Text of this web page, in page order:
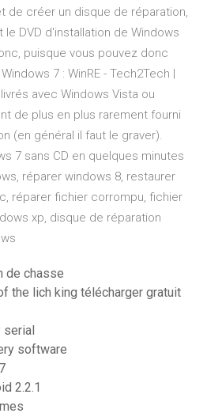
de créer un disque de réparation,
DVD d'installation de Windows
puisque vous pouvez donc
7 : WinRE - Tech2Tech |
avec Windows Vista ou
de plus en plus rarement fourni
(en général il faut le graver).
7 sans CD en quelques minutes
réparer windows 8, restaurer
réparer fichier corrompu, fichier
xp, disque de réparation
de chasse
the lich king télécharger gratuit
software
2.2.1